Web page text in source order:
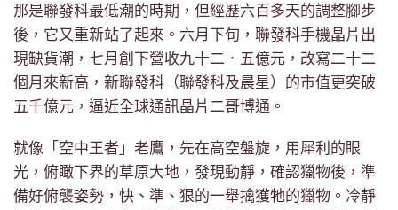
那是聯發科最低潮的時期，但經歷六百多天的調整腳步
後，它又重新站了起來。六月下旬，聯發科手機晶片出
現缺貨潮，七月創下營收九十二．五億元，改寫二十二
個月來新高，新聯發科（聯發科及晨星）的市值更突破
五千億元，逼近全球通訊晶片二哥博通。
就像「空中王者」老鷹，先在高空盤旋，用犀利的眼
光，俯瞰下界的草原大地，發現動靜，確認獵物後，準
備好俯襲姿勢，快、準、狠的一舉擒獲牠的獵物。冷靜